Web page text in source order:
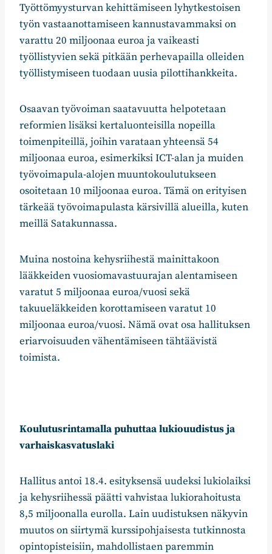
Työttömyysturvan kehittämiseen lyhytkestoisen
työn vastaanottamiseen kannustavammaksi on
varattu 20 miljoonaa euroa ja vaikeasti
työllistyvien sekä pitkään perhevapailla olleiden
työllistymiseen tuodaan uusia pilottihankkeita.
Osaavan työvoiman saatavuutta helpotetaan
reformien lisäksi kertaluonteisilla nopeilla
toimenpiteillä, joihin varataan yhteensä 54
miljoonaa euroa, esimerkiksi ICT-alan ja muiden
työvoimapula-alojen muuntokoulutukseen
osoitetaan 10 miljoonaa euroa. Tämä on erityisen
tärkeää työvoimapulasta kärsivillä alueilla, kuten
meillä Satakunnassa.
Muina nostoina kehysriihestä mainittakoon
lääkkeiden vuosiomavastuurajan alentamiseen
varatut 5 miljoonaa euroa/vuosi sekä
takuueläkkeiden korottamiseen varatut 10
miljoonaa euroa/vuosi. Nämä ovat osa hallituksen
eriarvoisuuden vähentämiseen tähtäävistä
toimista.
Koulutusrintamalla puhuttaa lukiouudistus ja
varhaiskasvatuslaki
Hallitus antoi 18.4. esityksensä uudeksi lukiolaiksi
ja kehysriihessä päätti vahvistaa lukiorahoitusta
8,5 miljoonalla eurolla. Lain uudistuksen näkyvin
muutos on siirtymä kurssipohjaisesta tutkinnosta
opintopisteisiin, mahdollistaen paremmin